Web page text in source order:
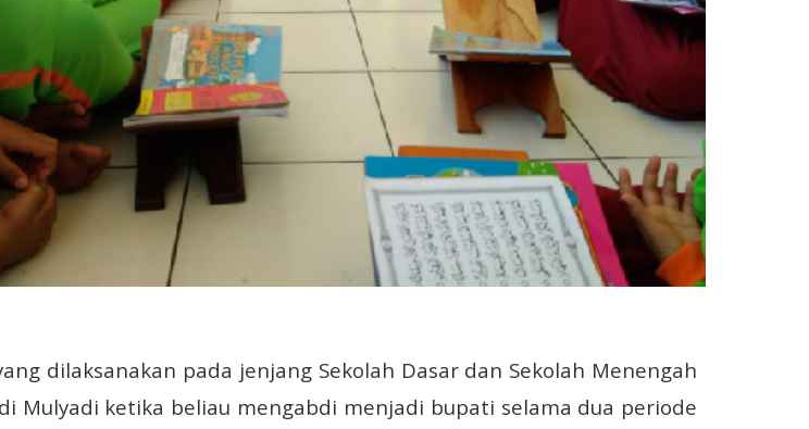
dilaksanakan pada jenjang Sekolah Dasar dan Sekolah Menengah
Mulyadi ketika beliau mengabdi menjadi bupati selama dua periode